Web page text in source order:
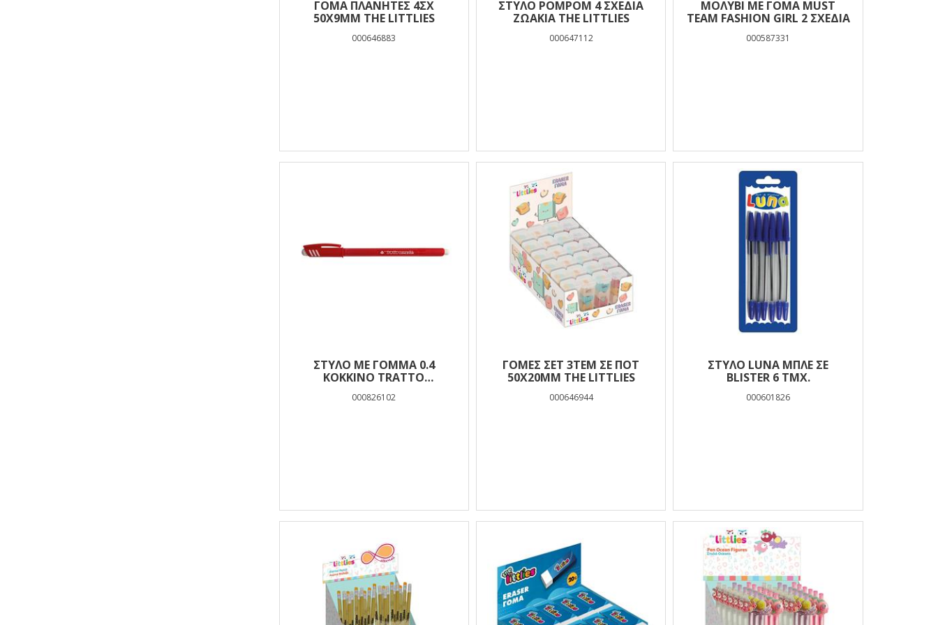
ΓΟΜΑ ΠΛΑΝΗΤΕΣ 4ΣΧ
50X9MM THE LITTLIES
000646883
ΣΤΥΛΟ POMPOM 4 ΣΧΕΔΙΑ
ΖΩΑΚΙΑ THE LITTLIES
000647112
ΜΟΛΎΒΙ ΜΕ ΓΌΜΑ MUST
TEAM FASHION GIRL 2 ΣΧΈΔΙΑ
000587331
ΣΤΥΛΟ ΜΕ ΓΟΜΜΑ 0.4
ΚΟΚΚΙΝΟ TRATTO
000826102
ΓΟΜΕΣ ΣΕΤ 3ΤΕΜ ΣΕ ΠΟΤ
50Χ20MM THE LITTLIES
000646944
ΣΤΥΛΌ LUNA ΜΠΛΕ ΣΕ
BLISTER 6 ΤΜΧ.
000601826